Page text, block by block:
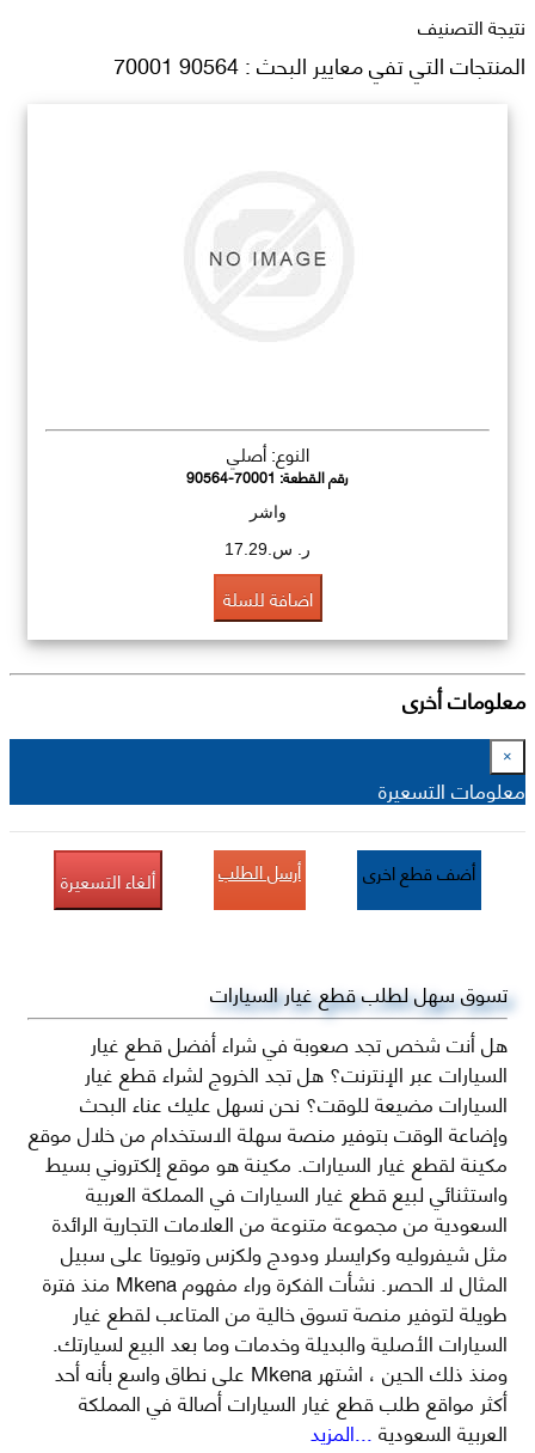
نتيجة التصنيف
المنتجات التي تفي معايير البحث : 90564 70001
النوع: أصلي
رقم القطعة:90564-70001
واشر
ر. س.17.29
اضافة للسلة
معلومات أخرى
×
معلومات التسعيرة
أضف قطع اخرى أرسل الطلب ألغاء التسعيرة
تسوق سهل لطلب قطع غيار السيارات
هل أنت شخص تجد صعوبة في شراء أفضل قطع غيار
السيارات عبر الإنترنت؟ هل تجد الخروج لشراء قطع غيار
السيارات مضيعة للوقت؟ نحن نسهل عليك عناء البحث
وإضاعة الوقت بتوفير منصة سهلة الاستخدام من خلال موقع
مكينة لقطع غيار السيارات. مكينة هو موقع إلكتروني بسيط
واستثنائي لبيع قطع غيار السيارات في المملكة العربية
السعودية من مجموعة متنوعة من العلامات التجارية الرائدة
مثل شيفروليه وكرايسلر ودودج ولكزس وتويوتا على سبيل
المثال لا الحصر. نشأت الفكرة وراء مفهوم Mkena منذ فترة
طويلة لتوفير منصة تسوق خالية من المتاعب لقطع غيار
السيارات الأصلية والبديلة وخدمات وما بعد البيع لسيارتك.
ومنذ ذلك الحين ، اشتهر Mkena على نطاق واسع بأنه أحد
أكثر مواقع طلب قطع غيار السيارات أصالة في المملكة
العربية السعودية...المزيد